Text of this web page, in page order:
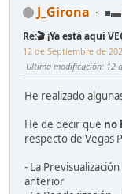
J_Girona ■▬
Re:🎬 ¡Ya está aquí
12 de Septiembre de
Ultima modificación: 12
He realizado
He de decir que no
respecto de Vegas
- La
anterior